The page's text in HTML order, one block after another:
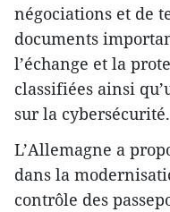
négociations et de
documents
l’échange et la
classifiées ainsi
sur la cybersécurité.
L’Allemagne a
dans la
contrôle des